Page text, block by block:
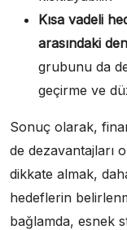
Kısa vadeli
arasındaki
grubunu da
geçirme ve
Sonuç olarak,
de dezavantajları
dikkate almak,
hedeflerin
bağlamda, esnek